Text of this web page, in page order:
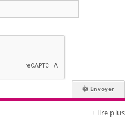
+ lire plus